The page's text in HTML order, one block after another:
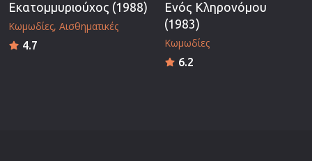
Εκατομμυριούχος (1988)
Κωμωδίες Αισθηματικές
4.7
Ενός Κληρονόμου
(1983)
Κωμωδίες
6.2